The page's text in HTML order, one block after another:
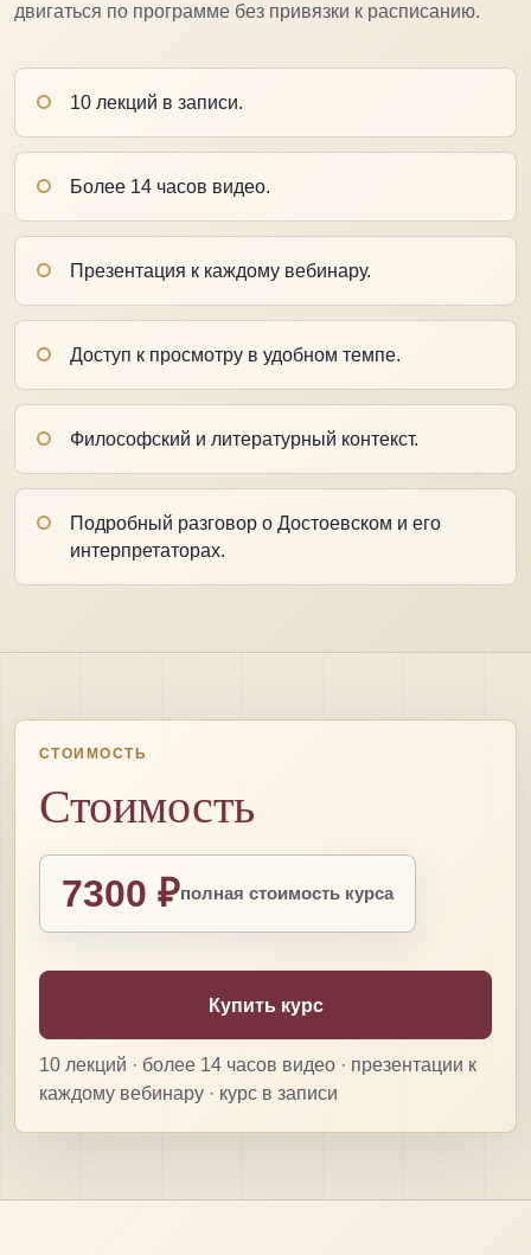
двигаться по программе без привязки к расписанию.
10 лекций в записи.
Более 14 часов видео.
Презентация к каждому вебинару.
Доступ к просмотру в удобном темпе.
Философский и литературный контекст.
Подробный разговор о Достоевском и его
интерпретаторах.
СТОИМОСТЬ
Стоимость
7300 ₽полная стоимость курса
Купить курс
10 лекций · более 14 часов видео · презентации к
каждому вебинару · курс в записи